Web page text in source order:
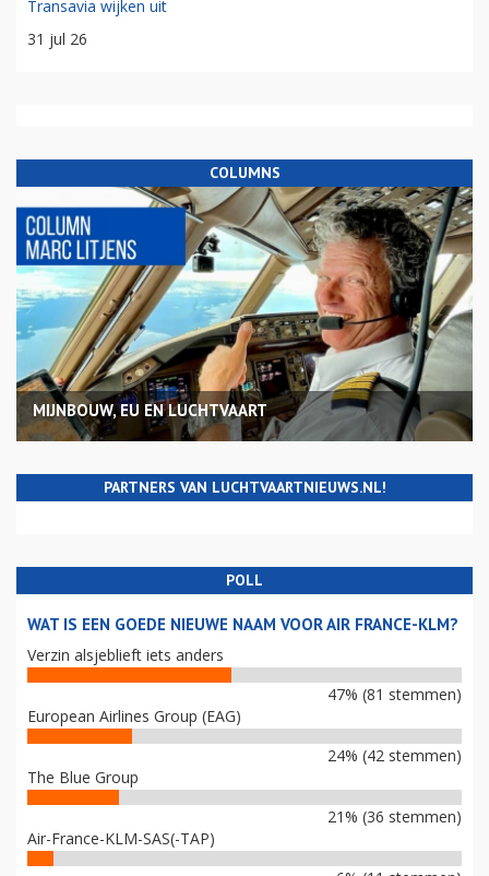
Transavia wijken uit
31 jul 26
COLUMNS
MIJNBOUW, EU EN LUCHTVAART
PARTNERS VAN LUCHTVAARTNIEUWS.NL!
POLL
WAT IS EEN GOEDE NIEUWE NAAM VOOR AIR FRANCE-KLM?
Verzin alsjeblieft iets anders
47% (81 stemmen)
European Airlines Group (EAG)
24% (42 stemmen)
The Blue Group
21% (36 stemmen)
Air-France-KLM-SAS(-TAP)